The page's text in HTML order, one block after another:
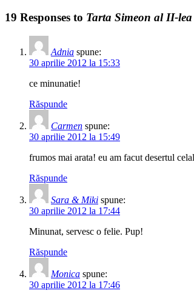
19 Responses to Tarta Simeon al II-lea
Adnia spune:
30 aprilie 2012 la 15:33
ce minunatie!
Răspunde
Carmen spune:
30 aprilie 2012 la 15:49
frumos mai arata! eu am facut desertul
Răspunde
Sara & Miki spune:
30 aprilie 2012 la 17:44
Minunat, servesc o felie. Pup!
Răspunde
Monica spune:
30 aprilie 2012 la 17:46